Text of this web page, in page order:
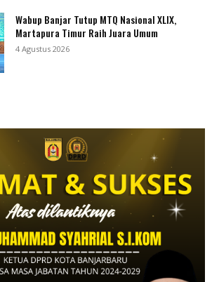
Wabup Banjar Tutup MTQ Nasional XLIX,
Martapura Timur Raih Juara Umum
4 Agustus 2026